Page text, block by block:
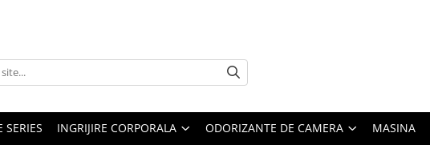
SERIES INGRIJIRE CORPORALA ODORIZANTE DE CAMERA MASINA